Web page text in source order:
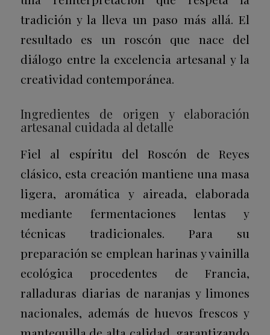
tradición y la lleva un paso más allá. El
resultado es un roscón que nace del
diálogo entre la excelencia artesanal y la
creatividad contemporánea.
Ingredientes de origen y elaboración
artesanal cuidada al detalle
Fiel al espíritu del Roscón de Reyes
clásico, esta creación mantiene una masa
ligera, aromática y aireada, elaborada
mediante fermentaciones lentas y
técnicas tradicionales. Para su
preparación se emplean harinas y vainilla
ecológica procedentes de Francia,
ralladuras diarias de naranjas y limones
nacionales, además de huevos frescos y